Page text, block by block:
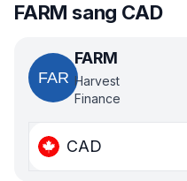
FARM sang CAD
FARM
Harvest
Finance
CAD